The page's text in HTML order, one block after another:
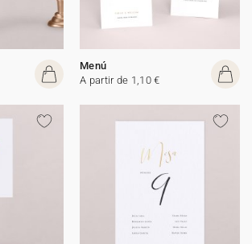
Menú
A partir de 1,10 €